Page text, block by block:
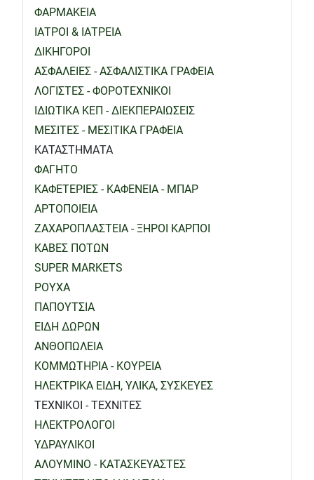
ΦΑΡΜΑΚΕΙΑ
ΙΑΤΡΟΙ & ΙΑΤΡΕΙΑ
ΔΙΚΗΓΟΡΟΙ
ΑΣΦΑΛΕΙΕΣ - ΑΣΦΑΛΙΣΤΙΚΑ ΓΡΑΦΕΙΑ
ΛΟΓΙΣΤΕΣ - ΦΟΡΟΤΕΧΝΙΚΟΙ
ΙΔΙΩΤΙΚΑ ΚΕΠ - ΔΙΕΚΠΕΡΑΙΩΣΕΙΣ
ΜΕΣΙΤΕΣ - ΜΕΣΙΤΙΚΑ ΓΡΑΦΕΙΑ
ΚΑΤΑΣΤΗΜΑΤΑ
ΦΑΓΗΤΟ
ΚΑΦΕΤΕΡΙΕΣ - ΚΑΦΕΝΕΙΑ - ΜΠΑΡ
ΑΡΤΟΠΟΙΕΙΑ
ΖΑΧΑΡΟΠΛΑΣΤΕΙΑ - ΞΗΡΟΙ ΚΑΡΠΟΙ
ΚΑΒΕΣ ΠΟΤΩΝ
SUPER MARKETS
ΡΟΥΧΑ
ΠΑΠΟΥΤΣΙΑ
ΕΙΔΗ ΔΩΡΩΝ
ΑΝΘΟΠΩΛΕΙΑ
ΚΟΜΜΩΤΗΡΙΑ - ΚΟΥΡΕΙΑ
ΗΛΕΚΤΡΙΚΑ ΕΙΔΗ, ΥΛΙΚΑ, ΣΥΣΚΕΥΕΣ
ΤΕΧΝΙΚΟΙ - ΤΕΧΝΙΤΕΣ
ΗΛΕΚΤΡΟΛΟΓΟΙ
ΥΔΡΑΥΛΙΚΟΙ
ΑΛΟΥΜΙΝΟ - ΚΑΤΑΣΚΕΥΑΣΤΕΣ